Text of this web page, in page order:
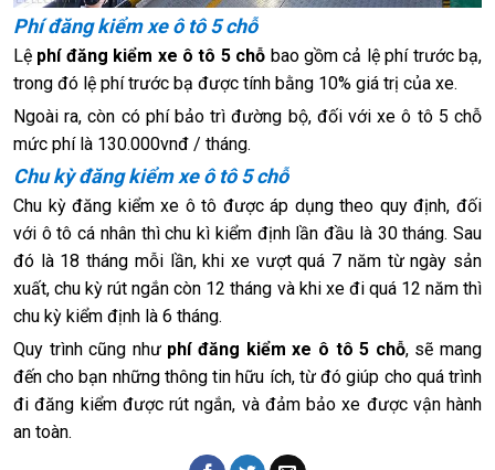
Phí đăng kiểm xe ô tô 5 chỗ
Lệ phí đăng kiểm xe ô tô 5 chỗ bao gồm cả lệ phí trước bạ,
trong đó lệ phí trước bạ được tính bằng 10% giá trị của xe.
Ngoài ra, còn có phí bảo trì đường bộ, đối với xe ô tô 5 chỗ
mức phí là 130.000vnđ / tháng.
Chu kỳ đăng kiểm xe ô tô 5 chỗ
Chu kỳ đăng kiểm xe ô tô được áp dụng theo quy định, đối
với ô tô cá nhân thì chu kì kiểm định lần đầu là 30 tháng. Sau
đó là 18 tháng mỗi lần, khi xe vượt quá 7 năm từ ngày sản
xuất, chu kỳ rút ngắn còn 12 tháng và khi xe đi quá 12 năm thì
chu kỳ kiểm định là 6 tháng.
Quy trình cũng như phí đăng kiểm xe ô tô 5 chỗ, sẽ mang
đến cho bạn những thông tin hữu ích, từ đó giúp cho quá trình
đi đăng kiểm được rút ngắn, và đảm bảo xe được vận hành
an toàn.